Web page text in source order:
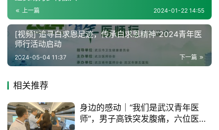
上一篇 2024-01-22 14:55
[视频]“追寻白求恩足迹，传承白求恩精神”2024青年医
师行活动启动
下一篇
2024-05-04 11:37
相关推荐
身边的感动｜“我们是武汉青年医
师”，男子高铁突发腹痛，六位医者